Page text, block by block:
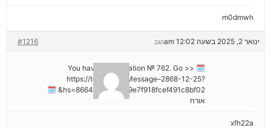
m0dmwh
ינואר 2, 2025 בשעה 12:02 am #1216 הגב
🗓 You have a notification № 762. Go >>
https://telegra.ph/Message–2868-12-25?
hs=8664c520642b9e7f918fcef491c8bf02& 🗓
אורח
xfh22a